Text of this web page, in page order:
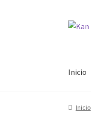
Ir
Ir
Inicio
Inicio